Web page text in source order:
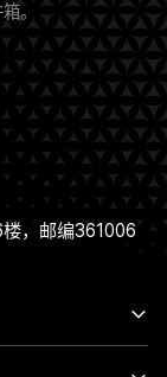
。
，邮编361006